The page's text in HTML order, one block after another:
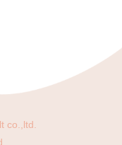
co.,ltd.